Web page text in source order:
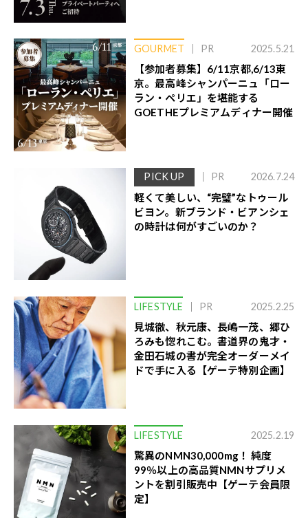
GOURMET PR 2025.5.21
【参加者募集】6/11京都,6/13東
京。最高峰シャンパーニュ「ロー
ラン・ペリエ」を堪能する
GOETHEプレミアムディナー開催
PICK UP PR 2026.7.24
軽くて美しい、“完璧”なトゥール
ビヨン。新ブランド・ビアンシェ
の時計は何がすごいのか？
LIFESTYLE PR 2025.2.25
見城徹、秋元康、長嶋一茂、郷ひ
ろみも惚れこむ。書道界の鬼才・
金田石城の書が完全オーダーメイ
ドで手に入る【ゲーテ特別企画】
LIFESTYLE 2025.2.19
驚異のNMN30,000mg！ 純度
99％以上の高品質NMNサプリメ
ントを割引販売中【ゲーテ会員限
定】